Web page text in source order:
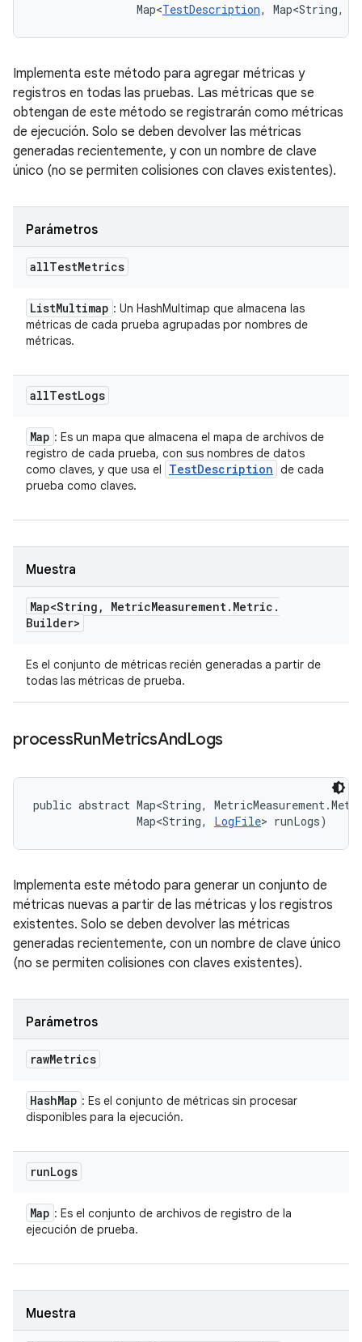
                Map<
TestDescription, Map<String,
Implementa este método para agregar métricas y
registros en todas las pruebas. Las métricas que se
obtengan de este método se registrarán como métricas
de ejecución. Solo se deben devolver las métricas
generadas recientemente, y con un nombre de clave
único (no se permiten colisiones con claves existentes).
Parámetros
allTestMetrics
ListMultimap : Un HashMultimap que almacena las
métricas de cada prueba agrupadas por nombres de
métricas.
allTestLogs
Map : Es un mapa que almacena el mapa de archivos de
registro de cada prueba, con sus nombres de datos
como claves, y que usa el
TestDescription de cada
prueba como claves.
Muestra
Map<String , MetricMeasurement. Metric .
Builder>
Es el conjunto de métricas recién generadas a partir de
todas las métricas de prueba.
processRunMetricsAndLogs
public abstract Map<String,
                Map<String,
LogFile> runLogs)
Implementa este método para generar un conjunto de
métricas nuevas a partir de las métricas y los registros
existentes. Solo se deben devolver las métricas
generadas recientemente, con un nombre de clave único
(no se permiten colisiones con claves existentes).
Parámetros
rawMetrics
HashMap : Es el conjunto de métricas sin procesar
disponibles para la ejecución.
runLogs
Map : Es el conjunto de archivos de registro de la
ejecución de prueba.
Muestra